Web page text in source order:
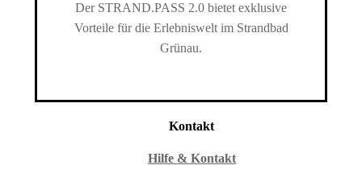
Der STRAND.PASS 2.0 bietet exklusive
Vorteile für die Erlebniswelt im Strandbad
Grünau.
Kontakt
Hilfe & Kontakt